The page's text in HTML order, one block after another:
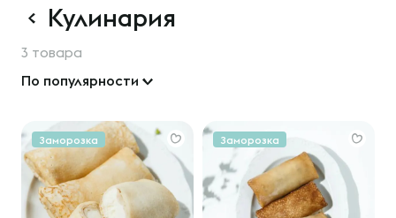
Кулинария
3 товара
По популярности
Заморозка Заморозка